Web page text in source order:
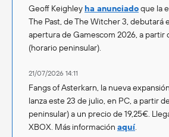
Geoff Keighley ha anunciadoque la
The Past, de The Witcher 3, debutará
apertura de Gamescom 2026, a partir
(horario peninsular).
21/07/2026 14:11
Fangs of Asterkarn, la nueva
lanza este 23 de julio, en PC, a partir
peninsular) a un precio de 19,25€.
XBOX. Más información aquí.